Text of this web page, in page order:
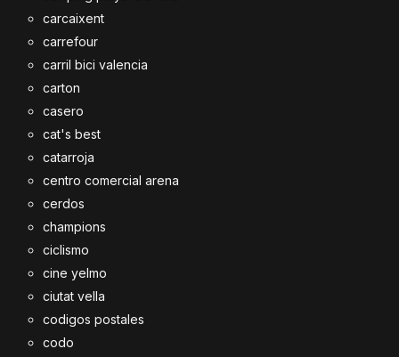
carcaixent
carrefour
carril bici valencia
carton
casero
cat's best
catarroja
centro comercial arena
cerdos
champions
ciclismo
cine yelmo
ciutat vella
codigos postales
codo